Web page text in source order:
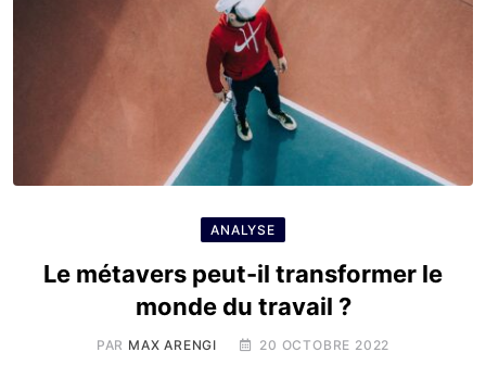
ANALYSE
Le métavers peut-il transformer le
monde du travail ?
PAR MAX ARENGI 20 OCTOBRE 2022